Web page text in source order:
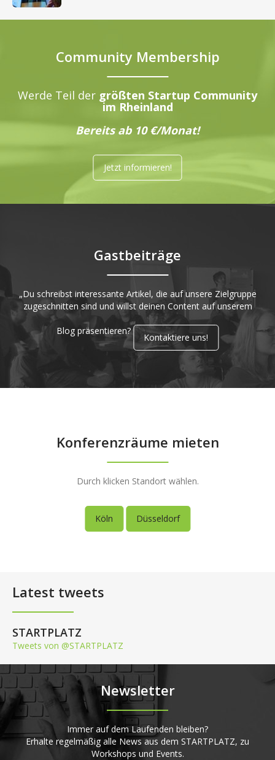
Community Membership
Werde Teil der größten Startup Community
im Rheinland
Bereits ab 10 €/Monat!
Jetzt informieren!
Gastbeiträge
„Du schreibst interessante Artikel, die auf unsere Zielgruppe
zugeschnitten sind und willst deinen Content auf unserem
Blog präsentieren?
Kontaktiere uns!
Konferenzräume mieten
Durch klicken Standort wählen.
Köln Düsseldorf
Latest tweets
STARTPLATZ
Tweets von @STARTPLATZ
Newsletter
Immer auf dem Laufenden bleiben?
Erhalte regelmäßig alle News aus dem STARTPLATZ, zu
Workshops und Events.